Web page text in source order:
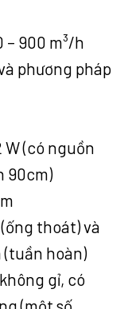
900 m³/h
phương pháp
W (có nguồn
90cm)
thoát) và
hoàn)
gỉ, có